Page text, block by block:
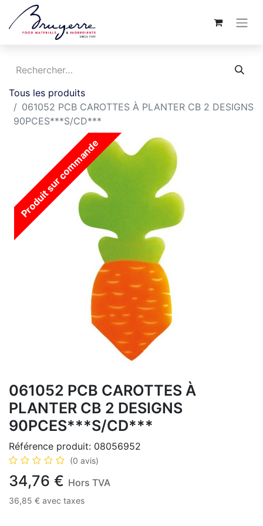
Tous les produits
061052 PCB CAROTTES À PLANTER CB 2 DESIGNS
90PCES***S/CD***
Produit sur commande
061052 PCB CAROTTES À
PLANTER CB 2 DESIGNS
90PCES***S/CD***
Référence produit: 08056952
(0 avis)
34,76 € Hors TVA
36,85 € avec taxes